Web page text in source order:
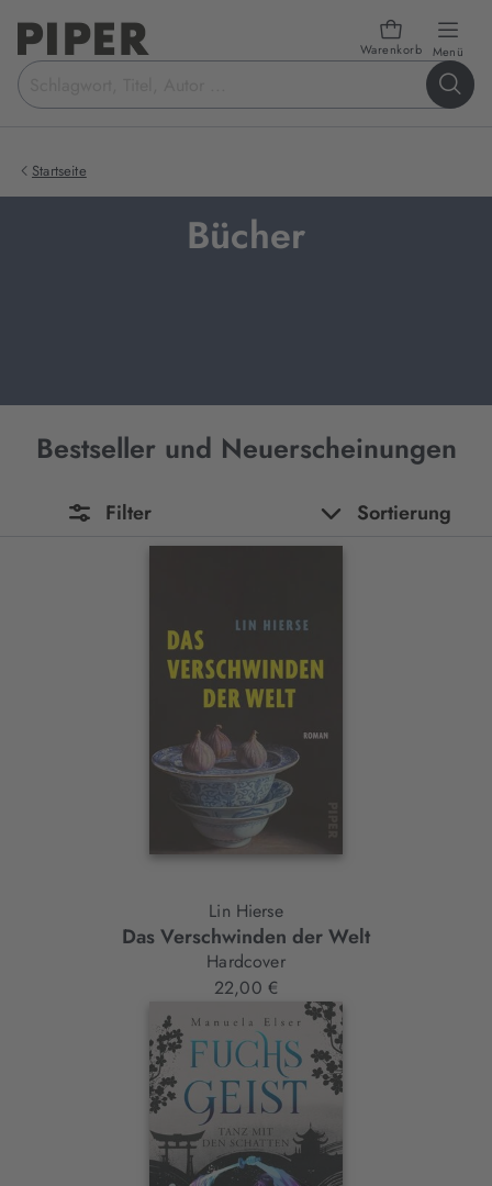
Warenkorb Menü
Suchbegriff
eingeben
Startseite
Bücher
Bestseller und Neuerscheinungen
Filter Sortierung
Lin Hierse
Das Verschwinden der Welt
Hardcover
22,00 €